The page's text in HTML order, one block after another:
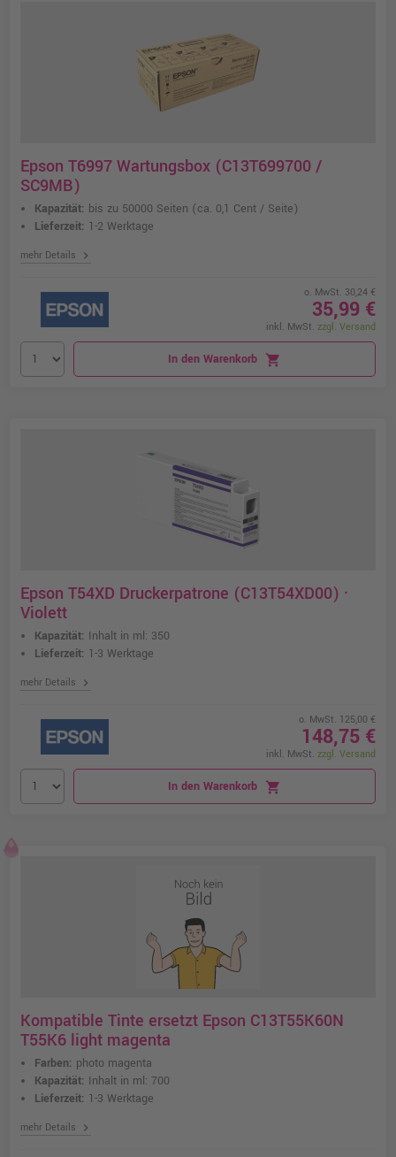
Epson T6997 Wartungsbox (C13T699700 /
SC9MB)
Kapazität: bis zu 50000 Seiten (ca. 0,1 Cent / Seite)
Lieferzeit: 1-2 Werktage
mehr Details chevron_right
o. MwSt. 30,24 €
35,99 €
inkl. MwSt. zzgl. Versand
In den Warenkorb shopping_cart
Epson T54XD Druckerpatrone (C13T54XD00) ·
Violett
Kapazität: Inhalt in ml: 350
Lieferzeit: 1-3 Werktage
mehr Details chevron_right
o. MwSt. 125,00 €
148,75 €
inkl. MwSt. zzgl. Versand
In den Warenkorb shopping_cart
Kompatible Tinte ersetzt Epson C13T55K60N
T55K6 light magenta
Farben: photo magenta
Kapazität: Inhalt in ml: 700
Lieferzeit: 1-3 Werktage
mehr Details chevron_right